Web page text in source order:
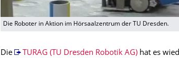
Die Roboter in Aktion im Hörsaalzentrum der TU Dresden.
Die TURAG (TU Dresden Robotik AG)hat es